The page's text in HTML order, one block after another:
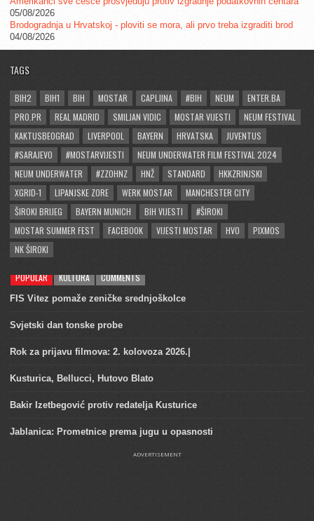
05/08/2026
Brodogradnja u Hrvatskoj - ploviti se mora, ali prvo treba izgraditi brod
04/08/2026
TAGS
BIH2 BIH1 BIH MOSTAR CAPLJINA #BIH NEUM
ENTER.BA
PRO.PR
REAL MADRID SMILJAN VIDIC MOSTAR VIJESTI
NEUM FESTIVAL
KAKTUSBEOGRAD
LIVERPOOL BAYERN HRVATSKA
JUVENTUS
#SARAJEVO
#MOSTARVIJESTI
NEUM UNDERWATER FILM FESTIVAL 2024
NEUM UNDERWATER
#ZZOHNZ HNŽ STANDARD
HKKZRINJSKI
XGRID-1
LIPANJSKE ZORE WERK MOSTAR
MANCHESTER CITY
ŠIROKI BRIJEG
BAYERN MUNICH BIH VIJESTI
#ŠIROKI
MOSTAR SUMMER FEST
FACEBOOK VIJESTI MOSTAR HVO
PIXMOS
NK ŠIROKI
POPULAR KULTURA COMMENTS
FIS Vitez pomaže zeničke srednjoškolce
Svjetski dan tonske probe
Rok za prijavu filmova: 2. kolovoza 2026.|
Kusturica, Bellucci, Hutovo Blato
Bakir Izetbegović protiv redatelja Kusturice
Jablanica: Prometnice prema jugu u opasnosti
ADVERTISEMENT